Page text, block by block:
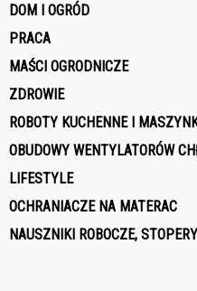
DOM I OGRÓD
PRACA
MAŚCI OGRODNICZE
ZDROWIE
ROBOTY KUCHENNE I
OBUDOWY WENTYLATORÓW
LIFESTYLE
OCHRANIACZE NA MATERAC
NAUSZNIKI ROBOCZE,